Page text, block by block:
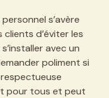
s’avère
d’éviter les
avec un
poliment si
pour tous et peut